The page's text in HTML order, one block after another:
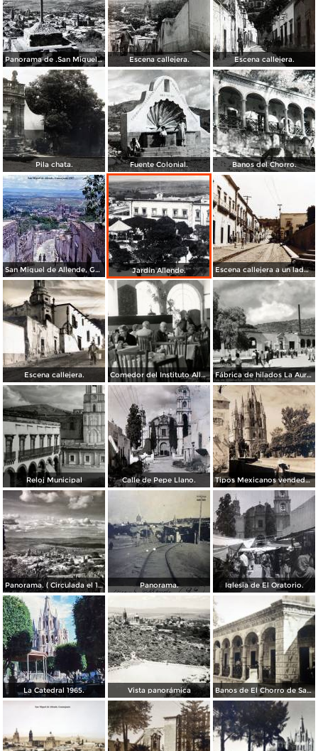
Panorama de .San Miguel de Allende Guanajuato Escena callejera. Escena callejera.
Pila chata. Fuente Colonial. Banos del Chorro.
San Miguel de Allende, Guanajuato 1967 Jardin Allende. Escena callejera a un lado del Exconvento de San Francisco.
Escena callejera. Comedor del Instituto Allende Fábrica de hilados La Aurora
Reloj Municipal Calle de Pepe Llano. Tipos Mexicanos vendedor de agua. ( Circulada el 14 de Octubre de 1942 ).
Panorama. ( Circulada el 17 de Marzo de 1952 ). Panorama. Iglesia de El Oratorio.
La Catedral 1965. Vista panorámica Banos de El Chorro de San Miguel de Allende, Guanajuato.